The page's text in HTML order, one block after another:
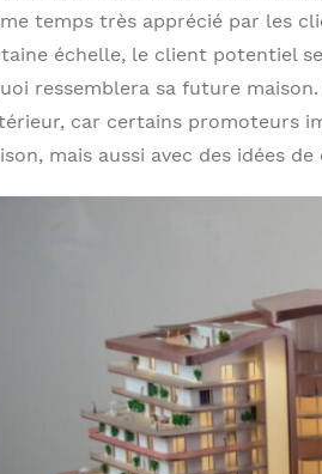
temps très apprécié par les
échelle, le client potentiel
ressemblera sa future
car certains promoteurs
mais aussi avec des idées de